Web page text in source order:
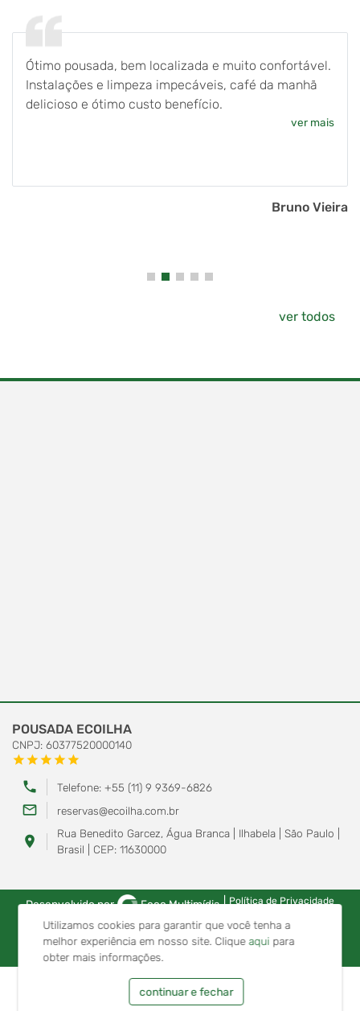
Ótimo pousada, bem localizada e muito confortável.
Instalações e limpeza impecáveis, café da manhã
delicioso e ótimo custo benefício.
ver mais
Bruno Vieira
ver todos
Utilizamos cookies para garantir que você tenha a
melhor experiência em nosso site. Cliqueaqui para
obter mais informações.
continuar e fechar
POUSADA ECOILHA
CNPJ: 60377520000140
starstarstarstarstar
phone Telefone: +55 (11) 9 9369-6826
mail_outline reservas@ecoilha.com.br
location_on
Rua Benedito Garcez, Água Branca | Ilhabela | São Paulo |
Brasil | CEP: 11630000
Desenvolvido por Foco Multimídia | Política de Privacidade